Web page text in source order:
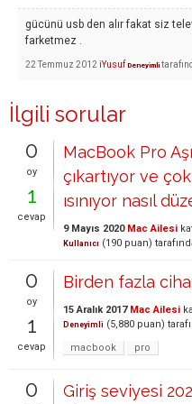
gücünü usb den alır fakat siz
farketmez .
22 Temmuz 2012 iYusuf Deneyimli
İlgili sorular
0
oy
1
cevap
MacBook Pro
çıkartıyor ve
ısınıyor nasıl
9 Mayıs 2020 Mac Ailesi
Kullanıcı (190 puan)
0
oy
1
cevap
Birden fazla
15 Aralık 2017 Mac Ailesi
Deneyimli (5,880 puan)
macbook
pro
0
Giriş seviyesi